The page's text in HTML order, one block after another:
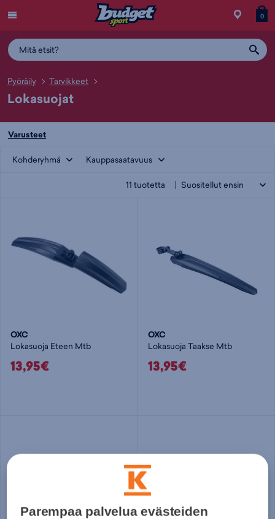
Siirry
0
Pyöräily Tarvikkeet
Lokasuojat
Varusteet
Kohderyhmä Kauppasaatavuus
11 tuotetta
OXC
Lokasuoja Eteen Mtb
13,95€
OXC
Lokasuoja Taakse Mtb
13,95€
Parempaa palvelua evästeiden